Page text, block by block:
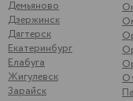
Демьяново
Дзержинск
Дягтерск
Екатеринбург
Елабуга
Жигулевск
Зарайск